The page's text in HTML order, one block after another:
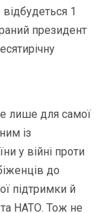
1
президент
лише для самої
із
у війні проти
до
підтримки й
та НАТО. Тож не